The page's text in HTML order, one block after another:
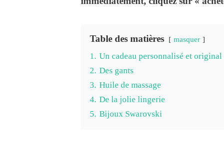
Table des matières masquer
1. Un cadeau personnalisé et
2. Des gants
3. Huile de massage
4. De la jolie lingerie
5. Bijoux Swarovski